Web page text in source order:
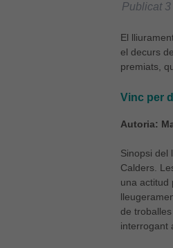
Publicat
El
el decurs
premiats,
Vinc per
Autoria:
Sinopsi del
Calders.
una actitud
de
interrogant